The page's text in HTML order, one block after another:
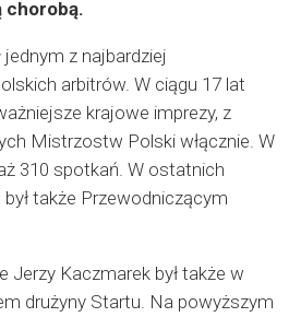
chorobą.
jednym z najbardziej
arbitrów. W ciągu 17 lat
krajowe imprezy, z
Mistrzostw Polski włącznie. W
310 spotkań. W ostatnich
także Przewodniczącym
Jerzy Kaczmarek był także w
drużyny Startu. Na powyższym